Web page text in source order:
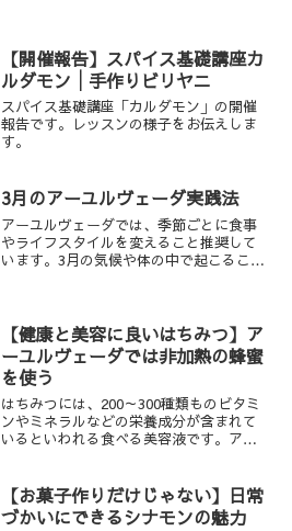
【開催報告】スパイス基礎講座カ
ルダモン│手作りビリヤニ
スパイス基礎講座「カルダモン」の開催
報告です。レッスンの様子をお伝えしま
す。
3月のアーユルヴェーダ実践法
アーユルヴェーダでは、季節ごとに食事
やライフスタイルを変えること推奨して
います。3月の気候や体の中で起こるこ
のある食べ物を摂り、体を動かしましょ
う。
【健康と美容に良いはちみつ】ア
ーユルヴェーダでは非加熱の蜂蜜
を使う
はちみつには、200～300種類ものビタミ
ンやミネラルなどの栄養成分が含まれて
いるといわれる食べる美容液です。アー
古くから親しまれているこの「はちみ
つ」について、基礎知...
【お菓子作りだけじゃない】日常
づかいにできるシナモンの魅力